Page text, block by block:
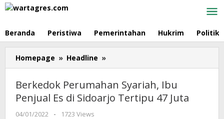
Skip
Beranda Peristiwa Pemerintahan Hukrim Politik
Homepage » Headline »
Perumahan
Ibu
Penjual
Berkedok Perumahan Syariah, Ibu
Penjual Es di Sidoarjo Tertipu 47 Juta
04/01/2022
by
-
1723 Views